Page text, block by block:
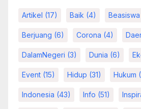
Artikel (17) Baik (4) Beasiswa
Berjuang (6) Corona (4)
DalamNegeri (3) Dunia (6)
Event (15) Hidup (31) Hukum
Indonesia (43) Info (51)